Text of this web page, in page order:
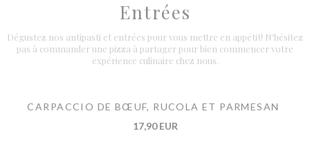
Entrées
Dégustez nos antipasti et entrées pour vous mettre en appétit! N'hésitez
pas à commander une pizza à partager pour bien commencer votre
expérience culinaire chez nous.
CARPACCIO DE BŒUF, RUCOLA ET PARMESAN
17,90 EUR